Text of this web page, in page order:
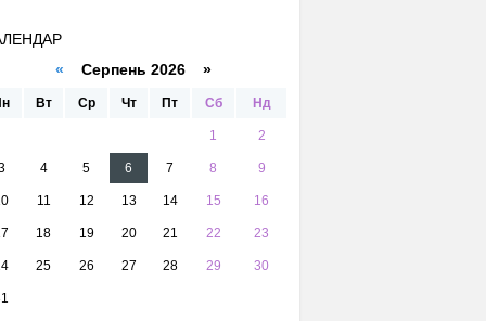
« Серпень 2026 »
Вт Ср Чт Пт Сб Нд
1 2
4 5 6 7 8 9
11 12 13 14 15 16
18 19 20 21 22 23
25 26 27 28 29 30